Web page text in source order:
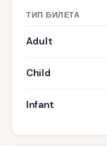
ТИП БИЛЕТА
Adult
Child
Infant